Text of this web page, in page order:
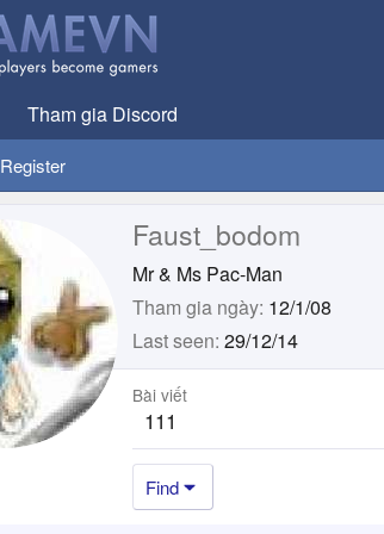
Tham gia Discord
Register
Faust_bodom
Mr & Ms Pac-Man
Tham gia ngày 12/1/08
Last seen 29/12/14
Bài viết
111
Find